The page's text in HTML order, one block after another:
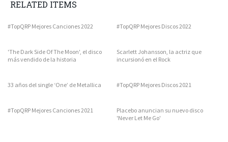
RELATED ITEMS
#TopQRP Mejores Canciones 2022 #TopQRP Mejores Discos 2022
'The Dark Side Of The Moon', el disco
más vendido de la historia
Scarlett Johansson, la actriz que
incursionó en el Rock
33 años del single ‘One’ de Metallica #TopQRP Mejores Discos 2021
#TopQRP Mejores Canciones 2021
Placebo anuncian su nuevo disco
'Never Let Me Go'